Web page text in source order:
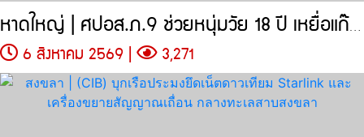
หาดใหญ่ | ศปอส.ภ.9 ช่วยหนุ่มวัย 18 ปี เหยื่อแก๊งคอลเซ็นเตอร์
6 สิงหาคม 2569 | 3,271